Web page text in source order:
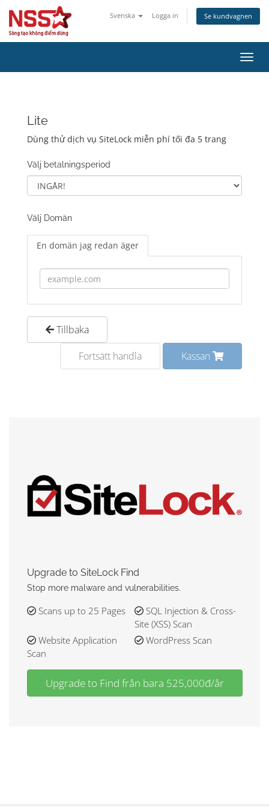
Svenska Logga in Se kundvagnen
Växla
Lite
Dùng thử dịch vụ SiteLock miễn phí tối đa 5 trang
Välj betalningsperiod
Välj Domän
En domän jag redan äger
Tillbaka
Fortsätt handla
Kassan
Upgrade to SiteLock Find
Stop more malware and vulnerabilities.
Scans up to 25 Pages
SQL Injection & Cross-
Site (XSS) Scan
Website Application
Scan
WordPress Scan
Upgrade to Find från bara 525,000đ/år